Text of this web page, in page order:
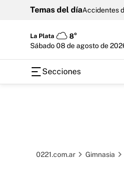
Temas del díaAccidentes
La Plata
8°
sábado 08 de agosto de
Secciones
0221.com.ar Gimnasia